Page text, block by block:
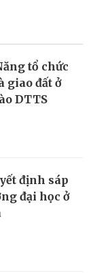
tổ chức
giao đất ở
DTTS
định sáp
đại học ở